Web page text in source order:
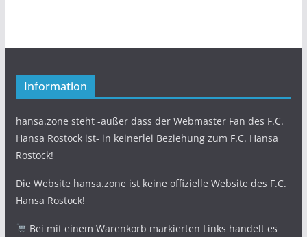
Information
hansa.zone steht -außer dass der Webmaster Fan des F.C.
Hansa Rostock ist- in keinerlei Beziehung zum F.C. Hansa
Rostock!
Die Website hansa.zone ist keine offizielle Website des F.C.
Hansa Rostock!
Bei mit einem Warenkorb markierten Links handelt es